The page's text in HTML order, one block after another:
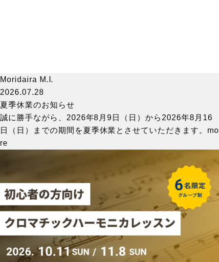
Moridaira M.I.
2026.07.28
夏季休業のお知らせ
誠に勝手ながら、2026年8月9日（日）から2026年8月16
日（日）までの期間を夏季休業とさせていただきます。 mo
re